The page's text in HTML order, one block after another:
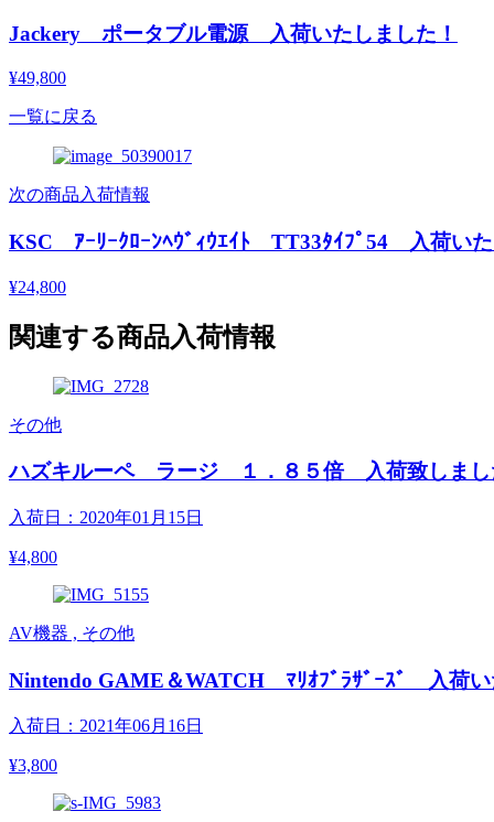
Jackery ポータブル電源 入荷いたしました！
¥49,800
一覧に戻る
次の商品入荷情報
KSC ｱｰﾘｰｸﾛｰﾝﾍｳﾞｨｳｴｲﾄ TT33ﾀｲﾌﾟ54 入荷いた
¥24,800
関連する商品入荷情報
その他
ハズキルーペ ラージ １．８５倍 入荷致しまし
入荷日：2020年01月15日
¥4,800
AV機器 , その他
Nintendo GAME＆WATCH ﾏﾘｵﾌﾞﾗｻﾞｰｽﾞ 入荷い
入荷日：2021年06月16日
¥3,800